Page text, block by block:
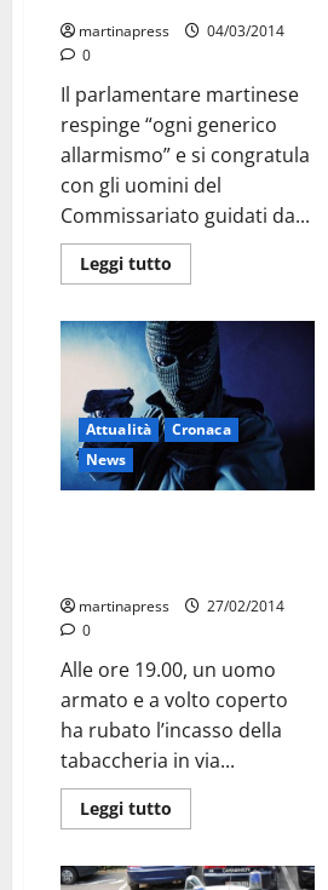
martinapress
04/03/2014
0
Il parlamentare martinese
respinge “ogni generico
allarmismo” e si congratula
con gli uomini del
Commissariato guidati da...
Leggi tutto
Attualità
Cronaca
News
martinapress
27/02/2014
0
Alle ore 19.00, un uomo
armato e a volto coperto
ha rubato l’incasso della
tabaccheria in via...
Leggi tutto